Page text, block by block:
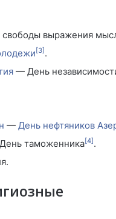
выражения
[3] .
— День
— День нефтяников
таможенника[4].